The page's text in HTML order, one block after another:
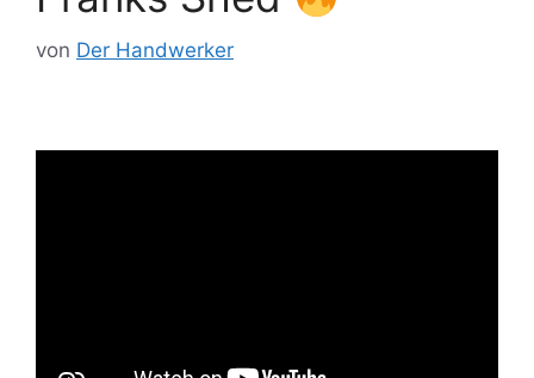
von Der Handwerker